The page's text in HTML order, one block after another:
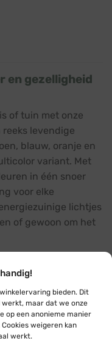
bieden. Dit
maar dat we onze
op een anonieme manier
weigeren kan
werkt.
en gezelligheid
of tuin met onze
levendige
blauw, oranje en
variant. Met
in één snoer
voor elke
lichtjes
of gewoon om het
in lengtes van
10 of 15 lampjes
De lampjes hebben
of 1m. Dankzij